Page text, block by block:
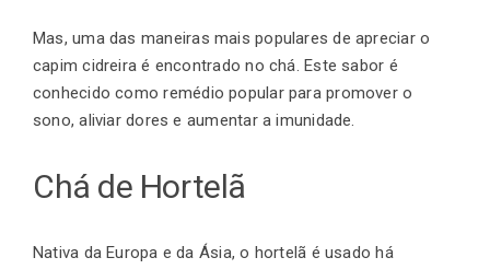
Mas, uma das maneiras mais populares de apreciar o
capim cidreira é encontrado no chá. Este sabor é
conhecido como remédio popular para promover o
sono, aliviar dores e aumentar a imunidade.
Chá de Hortelã
Nativa da Europa e da Ásia, o hortelã é usado há